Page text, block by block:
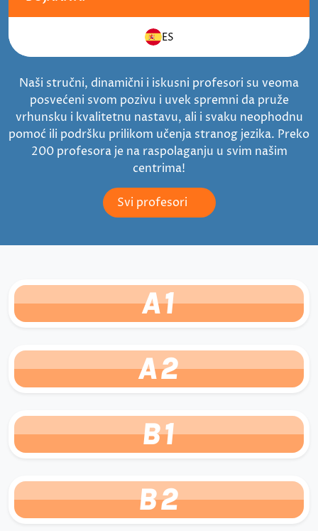
ES
Naši stručni, dinamični i iskusni profesori su veoma
posvećeni svom pozivu i uvek spremni da pruže
vrhunsku i kvalitetnu nastavu, ali i svaku neophodnu
pomoć ili podršku prilikom učenja stranog jezika. Preko
200 profesora je na raspolaganju u svim našim
centrima!
Svi profesori
A1
A2
B1
B2